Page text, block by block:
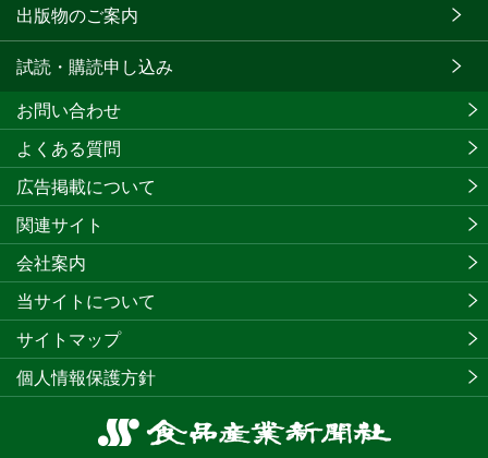
出版物のご案内
試読・購読申し込み
食
お問い合わせ
よくある質問
広告掲載について
関連サイト
会社案内
当サイトについて
サイトマップ
個人情報保護方針